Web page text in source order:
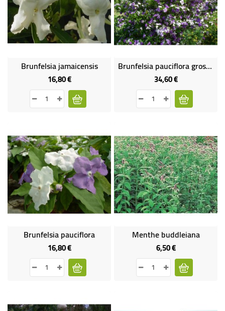
Brunfelsia jamaicensis
16,80 €Prix
Brunfelsia pauciflora gros sujet
34,60 €Prix
Brunfelsia pauciflora
16,80 €Prix
Menthe buddleiana
6,50 €Prix